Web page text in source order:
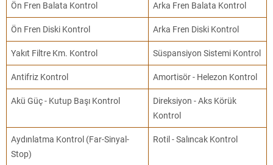
Ön Fren Balata Kontrol Arka Fren Balata Kontrol
Ön Fren Diski Kontrol Arka Fren Diski Kontrol
Yakıt Filtre Km. Kontrol Süspansiyon Sistemi Kontrol
Antifriz Kontrol Amortisör - Helezon Kontrol
Akü Güç - Kutup Başı Kontrol
Direksiyon - Aks Körük
Kontrol
Aydınlatma Kontrol (Far-Sinyal-
Stop)
Rotil - Salıncak Kontrol